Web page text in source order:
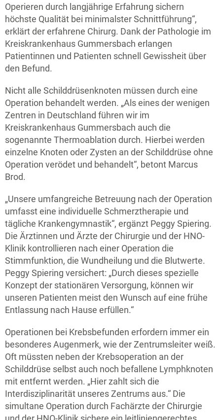
Operieren durch langjährige Erfahrung sichern
höchste Qualität bei minimalster Schnittführung“,
erklärt der erfahrene Chirurg. Dank der Pathologie im
Kreiskrankenhaus Gummersbach erlangen
Patientinnen und Patienten schnell Gewissheit über
den Befund.
Nicht alle Schilddrüsenknoten müssen durch eine
Operation behandelt werden. „Als eines der wenigen
Zentren in Deutschland führen wir im
Kreiskrankenhaus Gummersbach auch die
sogenannte Thermoablation durch. Hierbei werden
einzelne Knoten oder Zysten an der Schilddrüse ohne
Operation verödet und behandelt“, betont Marcus
Brod.
„Unsere umfangreiche Betreuung nach der Operation
umfasst eine individuelle Schmerztherapie und
tägliche Krankengymnastik“, ergänzt Peggy Spiering.
Die Ärztinnen und Ärzte der Chirurgie und der HNO-
Klinik kontrollieren nach einer Operation die
Stimmfunktion, die Wundheilung und die Blutwerte.
Peggy Spiering versichert: „Durch dieses spezielle
Konzept der stationären Versorgung, können wir
unseren Patienten meist den Wunsch auf eine frühe
Entlassung nach Hause erfüllen.“
Operationen bei Krebsbefunden erfordern immer ein
besonderes Augenmerk, wie der Zentrumsleiter weiß.
Oft müssten neben der Krebsoperation an der
Schilddrüse selbst auch noch befallene Lymphknoten
mit entfernt werden. „Hier zahlt sich die
Interdisziplinarität unseres Zentrums aus.“ Die
simultane Operation durch Fachärzte der Chirurgie